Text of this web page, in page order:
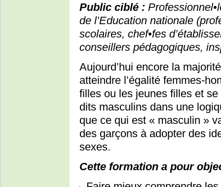
Public ciblé :
de l’Education nationale
scolaires, chef•fes
conseillers pédagogiques,
Aujourd’hui encore la
atteindre l’égalité femmes-
filles ou les jeunes filles et
dits masculins dans une
que ce qui est « masculin »
des garçons à adopter des
sexes.
Cette formation a pour